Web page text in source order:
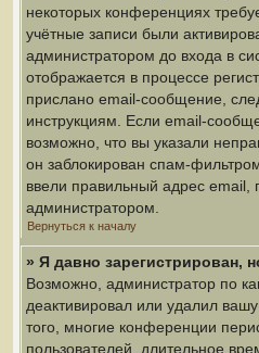
некоторых конференциях
учётные записи были
администратором до входа в
отображается в процессе
прислано email-сообщение,
инструкциям. Если email-
возможно, что вы указали
он заблокирован спам-
ввели правильный адрес email,
администратором.
Вернуться к началу
» Я давно зарегистрирован,
Возможно, администратор по
деактивировал или удалил
того, многие конференции
пользователей, длительное